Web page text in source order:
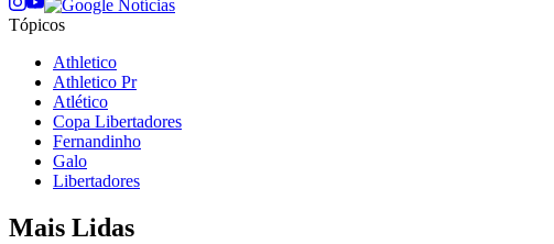
Tópicos
Athletico
Athletico Pr
Atlético
Copa Libertadores
Fernandinho
Galo
Libertadores
Mais Lidas